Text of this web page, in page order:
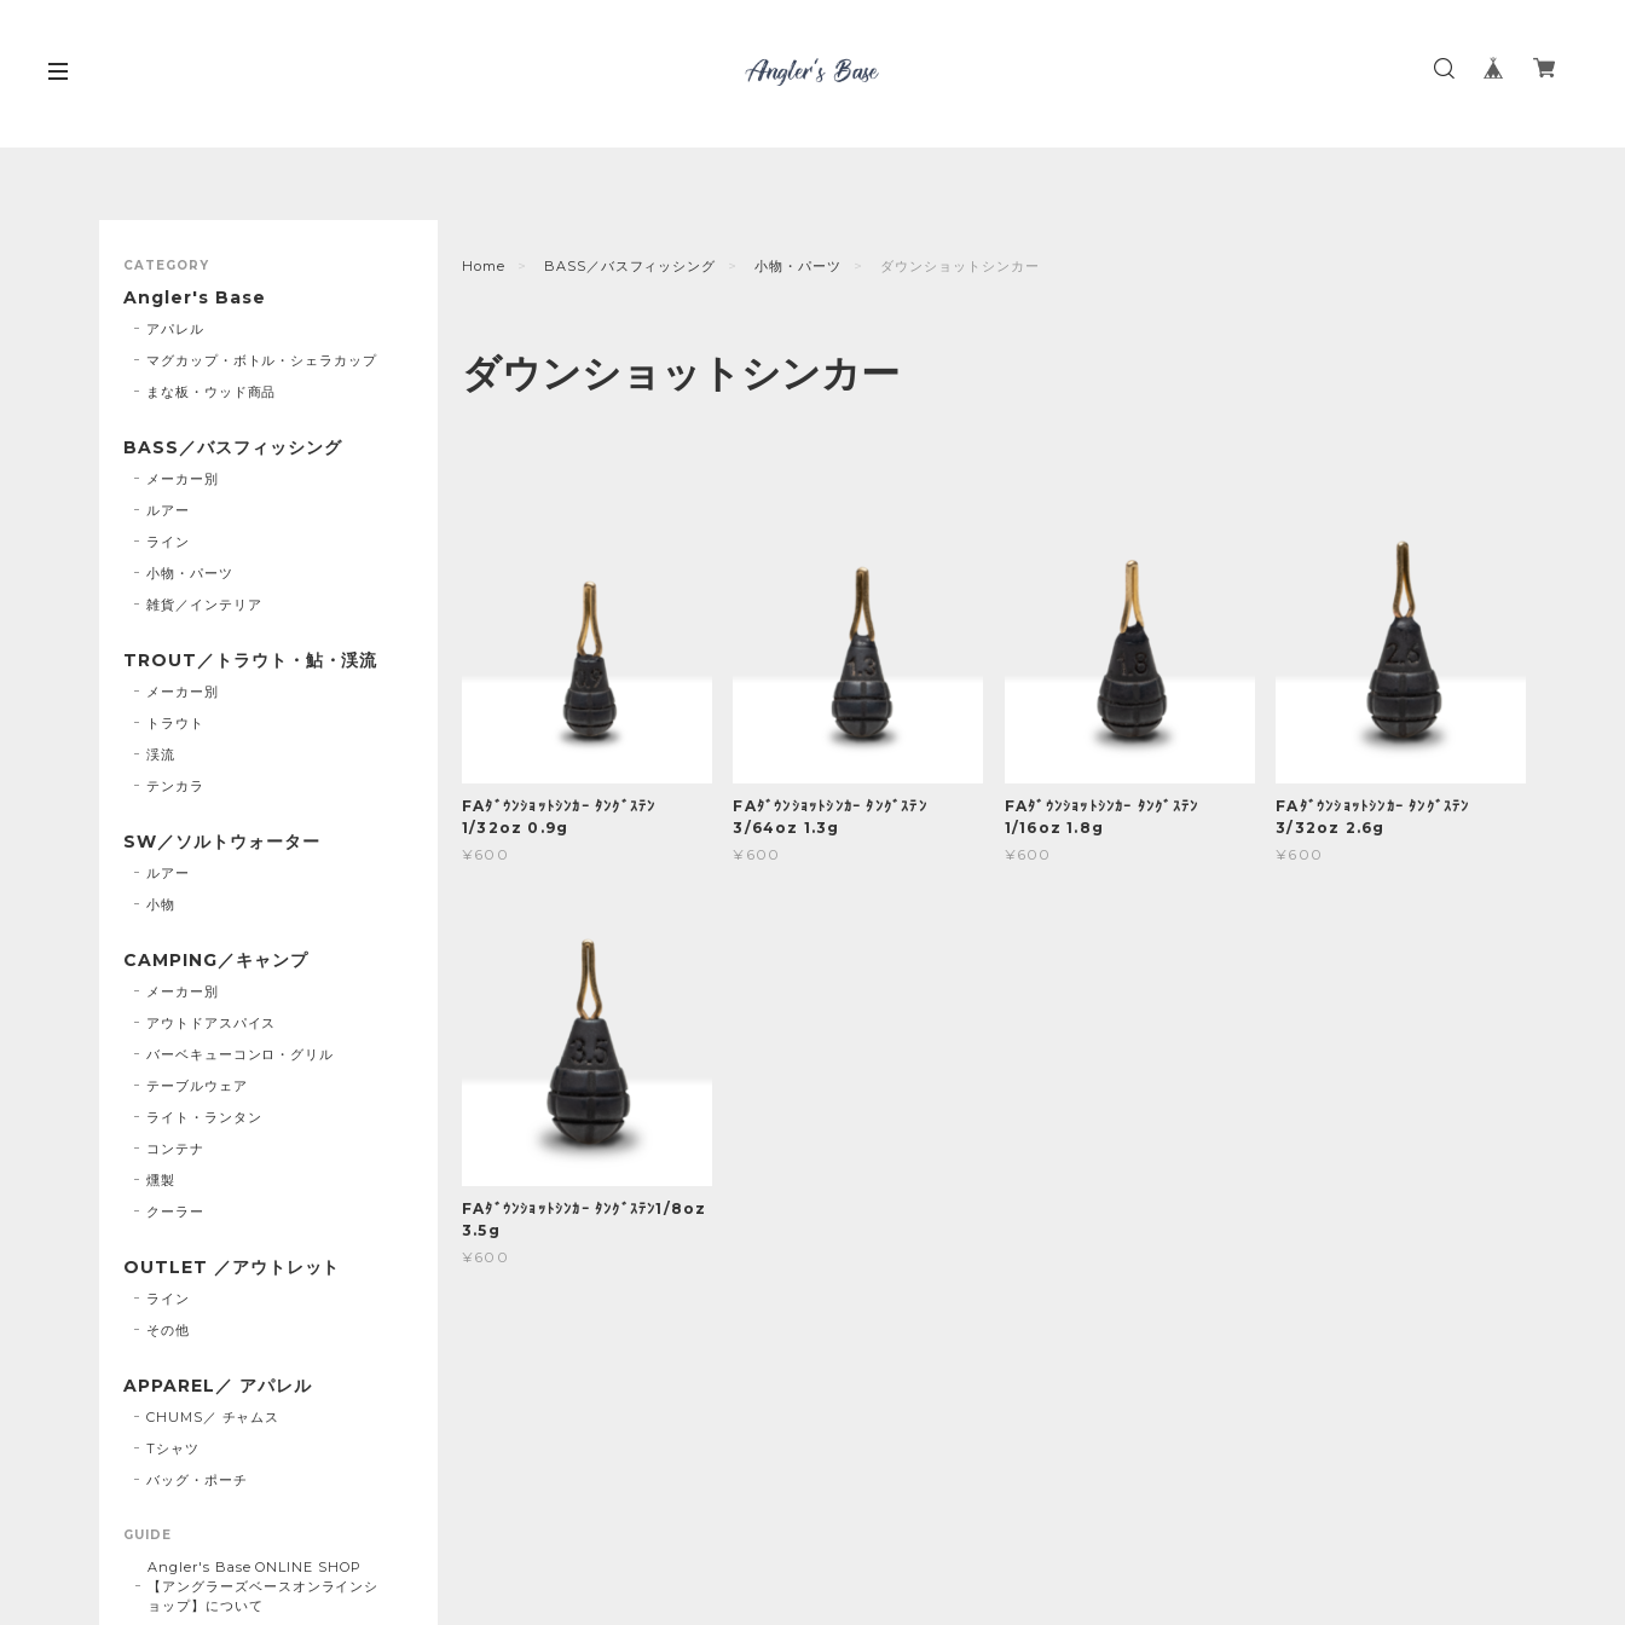
Home BASS／バスフィッシング 小物・パーツ ダウンショットシンカー
ダウンショットシンカー
FAﾀﾞｳﾝｼｮｯﾄｼﾝｶｰ ﾀﾝｸﾞｽﾃﾝ
1/32oz 0.9g
¥600
FAﾀﾞｳﾝｼｮｯﾄｼﾝｶｰ ﾀﾝｸﾞｽﾃﾝ
3/64oz 1.3g
¥600
FAﾀﾞｳﾝｼｮｯﾄｼﾝｶｰ ﾀﾝｸﾞｽﾃﾝ
1/16oz 1.8g
¥600
FAﾀﾞｳﾝｼｮｯﾄｼﾝｶｰ ﾀﾝｸﾞｽﾃﾝ
3/32oz 2.6g
¥600
FAﾀﾞｳﾝｼｮｯﾄｼﾝｶｰ ﾀﾝｸﾞｽﾃﾝ1/8oz
3.5g
¥600
CATEGORY
Angler's Base
アパレル
マグカップ・ボトル・シェラカップ
まな板・ウッド商品
BASS／バスフィッシング
メーカー別
ルアー
ライン
小物・パーツ
雑貨／インテリア
TROUT／トラウト・鮎・渓流
メーカー別
トラウト
渓流
テンカラ
SW／ソルトウォーター
ルアー
小物
CAMPING／キャンプ
メーカー別
アウトドアスパイス
バーベキューコンロ・グリル
テーブルウェア
ライト・ランタン
コンテナ
燻製
クーラー
OUTLET ／アウトレット
ライン
その他
APPAREL／ アパレル
CHUMS／ チャムス
Tシャツ
バッグ・ポーチ
GUIDE
Angler's Base ONLINE SHOP
【アングラーズベースオンラインシ
ョップ】について